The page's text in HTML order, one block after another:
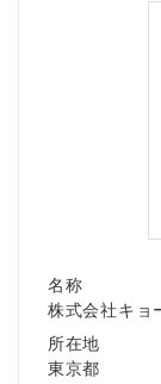
名称
株式会社キョ
所在地
東京都